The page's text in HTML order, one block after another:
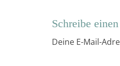
Schreibe
Deine E-Mail-